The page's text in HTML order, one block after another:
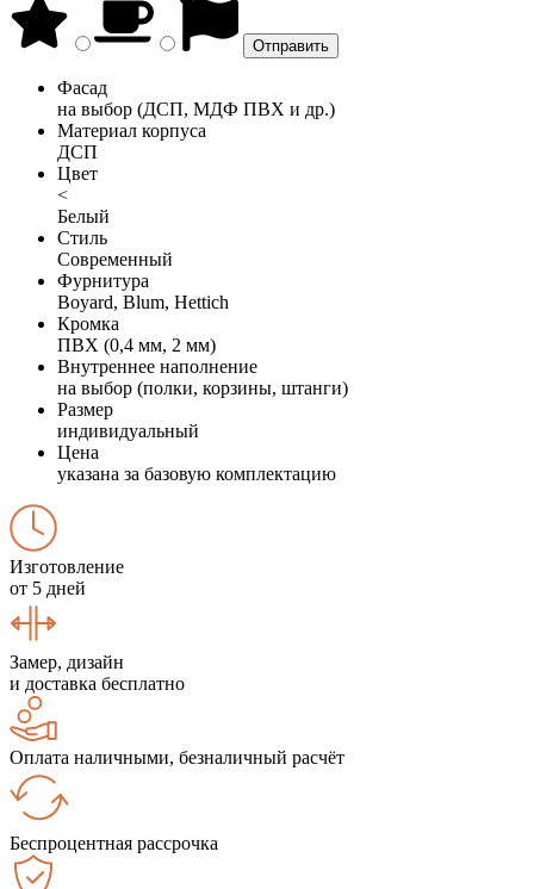
Фасад
на выбор (ДСП, МДФ ПВХ и др.)
Материал корпуса
ДСП
Цвет
<
Белый
Стиль
Современный
Фурнитура
Boyard, Blum, Hettich
Кромка
ПВХ (0,4 мм, 2 мм)
Внутреннее наполнение
на выбор (полки, корзины, штанги)
Размер
индивидуальный
Цена
указана за базовую комплектацию
Изготовление
от 5 дней
Замер, дизайн
и доставка бесплатно
Оплата наличными, безналичный расчёт
Беспроцентная рассрочка